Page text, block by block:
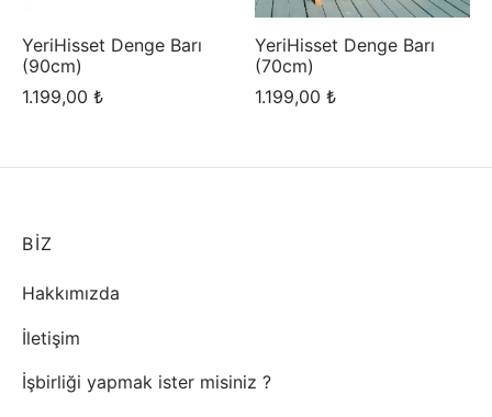
YeriHisset Denge Barı
(90cm)
1.199,00 ₺
YeriHisset Denge Barı
(70cm)
1.199,00 ₺
BİZ
Hakkımızda
İletişim
İşbirliği yapmak ister misiniz ?
Ölçü Rehberi
Blog
yapmak ister misiniz ?